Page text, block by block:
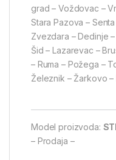
grad – Voždovac –
Stara Pazova –
Zvezdara – Dedinje
Šid – Lazarevac –
– Ruma – Požega –
Železnik – Žarkovo
Model proizvoda:
– Prodaja –